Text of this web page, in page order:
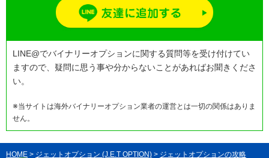
LINE@でバイナリーオプションに関する質問等を受け付けてい
ますので、疑問に思う事や分からないことがあればお聞きくださ
い。
※当サイトは海外バイナリーオプション業者の運営とは一切の関係はありま
せん。
HOME > ジェットオプション (J.E.T OPTION) > ジェットオプションの攻略